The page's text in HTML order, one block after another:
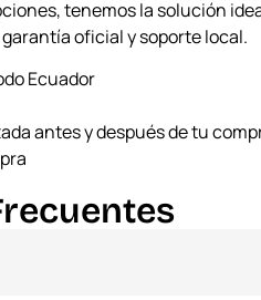
tenemos la solución
oficial y soporte local.
Ecuador
antes y después de tu